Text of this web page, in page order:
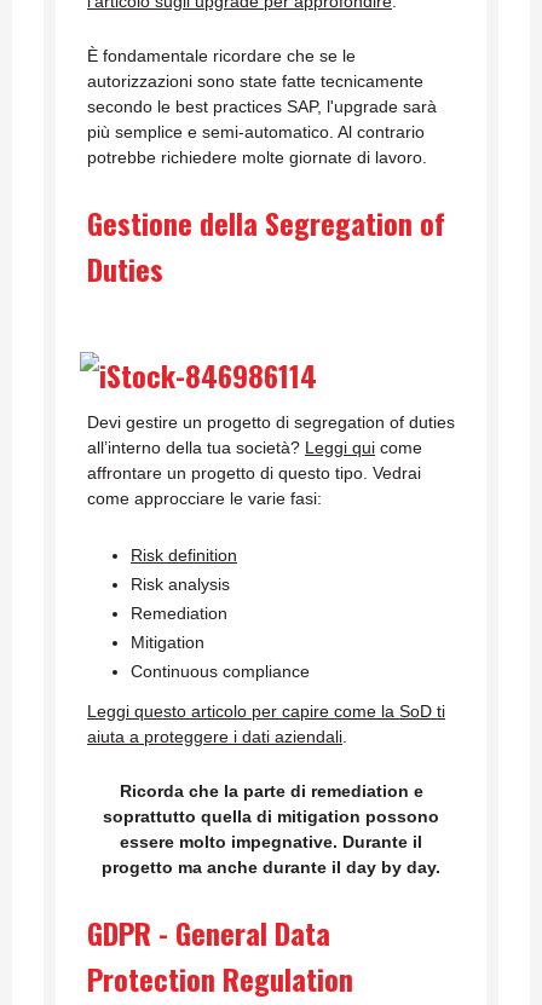
È fondamentale ricordare che se le
autorizzazioni sono state fatte tecnicamente
secondo le best practices SAP, l'upgrade sarà
più semplice e semi-automatico. Al contrario
potrebbe richiedere molte giornate di lavoro.
Gestione della Segregation of
Duties
Devi gestire un progetto di segregation of duties
all’interno della tua società? Leggi qui come
affrontare un progetto di questo tipo. Vedrai
come approcciare le varie fasi:
Risk definition
Risk analysis
Remediation
Mitigation
Continuous compliance
Leggi questo articolo per capire come la SoD ti
aiuta a proteggere i dati aziendali
Ricorda che la parte di remediation e
soprattutto quella di mitigation possono
essere molto impegnative. Durante il
progetto ma anche durante il day by day.
GDPR - General Data
Protection Regulation